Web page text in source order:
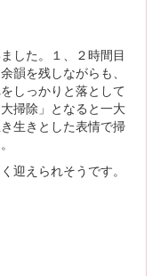
した。１、２時間目
韻を残しながらも、
しっかりと落として
掃除」となると一大
生きとした表情で掃
迎えられそうです。